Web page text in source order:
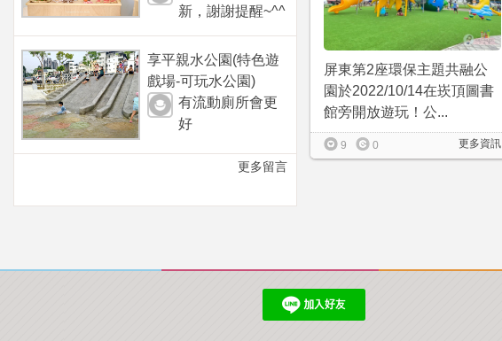
新，謝謝提醒~^^
享平親水公園(特色遊
戲場-可玩水公園)
有流動廁所會更
好
更多留言
屏東第2座環保主題共融公
園於2022/10/14在崁頂圖書
館旁開放遊玩！公...
更多資訊
9 0